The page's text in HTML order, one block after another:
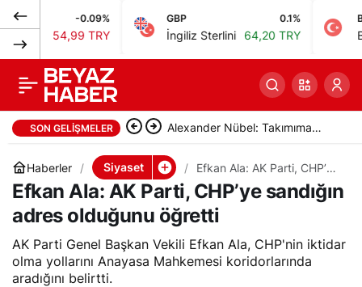
-0.09% GBP
İngiliz Sterlini 64,20 TRY
BIST
Bist 100
SON GELIŞMELER Vincenzo Italiano: Avrupa’da
kolay maç olmadığını gördük
Haberler Siyaset
Efkan Ala: AK Parti, CHP’ye
sandığın adres olduğunu
öğretti
Efkan Ala: AK Parti, CHP’ye sandığın
adres olduğunu öğretti
AK Parti Genel Başkan Vekili Efkan Ala, CHP'nin iktidar
olma yollarını Anayasa Mahkemesi koridorlarında
aradığını belirtti.
Duran: NATO Zirvesi,
küresel güvenlik
mimarisine yön
Paylaş